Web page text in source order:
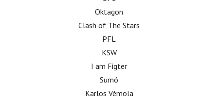
Oktagon
Clash of The Stars
PFL
KSW
I am Figter
Sumó
Karlos Vémola